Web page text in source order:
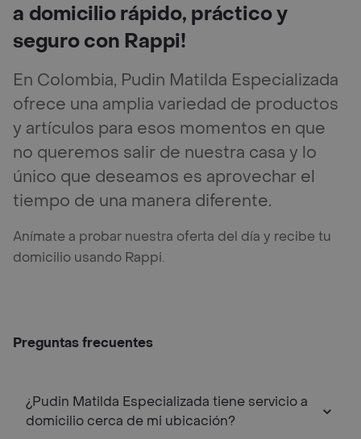
a domicilio rápido, práctico y
seguro con Rappi!
En Colombia, Pudin Matilda Especializada
ofrece una amplia variedad de productos
y artículos para esos momentos en que
no queremos salir de nuestra casa y lo
único que deseamos es aprovechar el
tiempo de una manera diferente.
Anímate a probar nuestra oferta del día y recibe tu
domicilio usando Rappi.
Preguntas frecuentes
¿Pudin Matilda Especializada tiene servicio a
domicilio cerca de mi ubicación?